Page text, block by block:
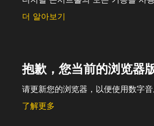
더 알아보기
抱歉，您当前的浏览器
请更新您的浏览器，以便使用数字音
了解更多